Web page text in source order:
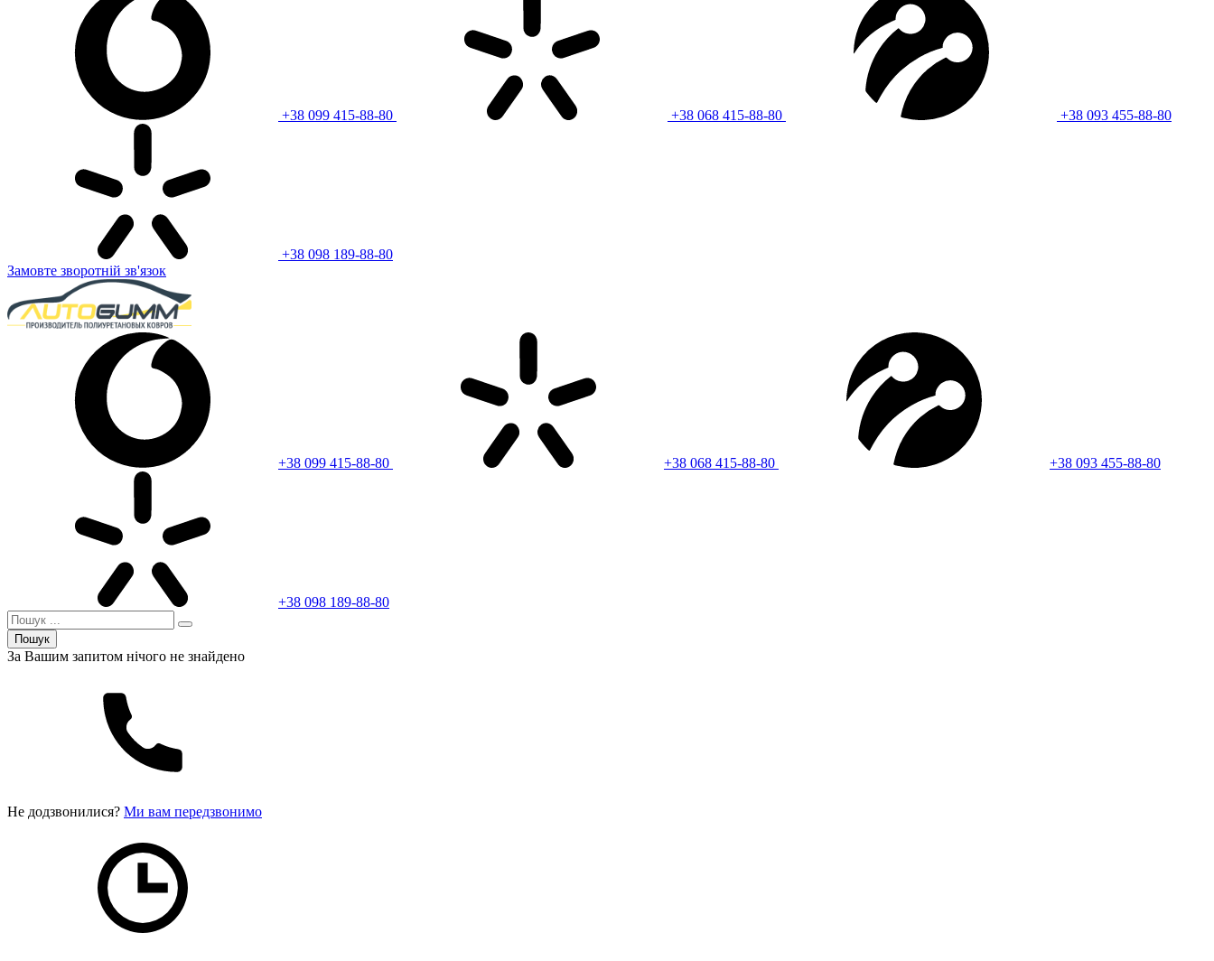
+38 099 415-88-80 +38 068 415-88-80 +38 093 455-88-80
+38 098 189-88-80
Замовте зворотній зв'язок
+38 099 415-88-80 +38 068 415-88-80 +38 093 455-88-80
+38 098 189-88-80
Пошук
За Вашим запитом нічого не знайдено
Не додзвонилися? Ми вам передзвонимо